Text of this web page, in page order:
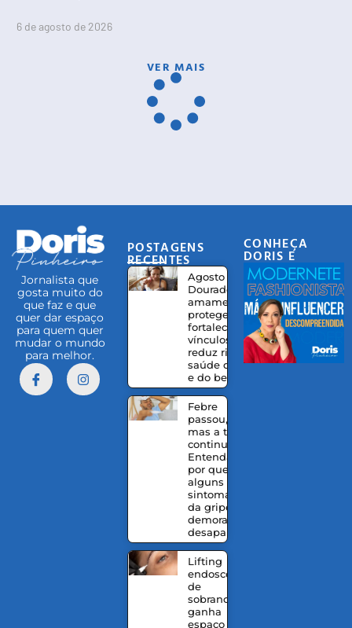
6 de agosto de 2026
VER MAIS
Jornalista que
gosta muito do
que faz e que
quer dar espaço
para quem quer
mudar o mundo
para melhor.
POSTAGENS
RECENTES
Agosto
Dourado:
amamentação
protege,
fortalece
vínculos e
reduz riscos à
saúde da mãe
e do bebê
Febre
passou,
mas a tosse
continua?
Entenda
por que
alguns
sintomas
da gripe
demoram a
desaparecer
Lifting
endoscópico
de
sobrancelhas
ganha
espaço entre
CONHEÇA
DORIS E
EQUIPE